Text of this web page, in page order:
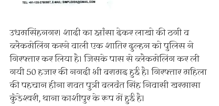
उधमसिंहनगर। शादी का झांसा देकर लाखो की ठगी व
ब्लैकमेलिंग करने वाली एक शातिर दुल्हन को पुलिस ने
गिरफ्तार कर लिया है। जिसके पास से ब्लैकमेलिंग कर ली
गयी 50 हजार की नगदी भी बरामद हुई है। गिरफ्तार महिला
की पहचान हीना रावत पुत्री बलवंत सिंह निवासी खरमासा
कुंडेश्वरी, थाना काशीपुर के रूप में हुई है।